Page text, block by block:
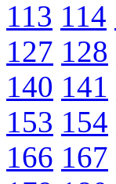
113 114
127 128
140 141
153 154
166 167